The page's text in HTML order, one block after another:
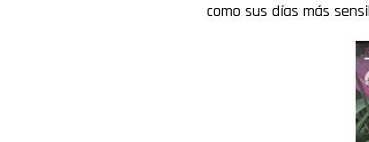
como sus días más